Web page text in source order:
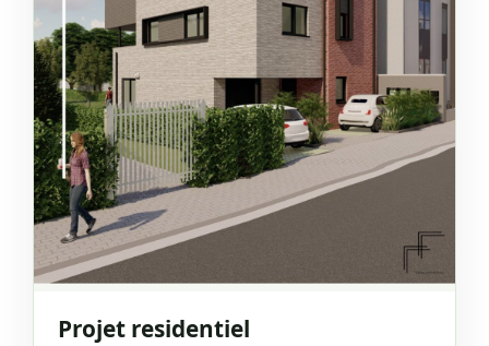
Projet residentiel